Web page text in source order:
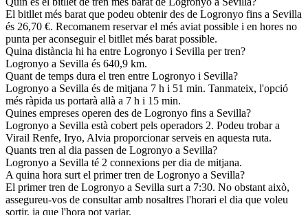
El bitllet més barat que podeu obtenir des de Logronyo fins a Sevilla
és 26,70 €. Recomanem reservar el més aviat possible i en hores no
punta per aconseguir el bitllet més barat possible.
Quina distància hi ha entre Logronyo i Sevilla per tren?
Logronyo a Sevilla és 640,9 km.
Quant de temps dura el tren entre Logronyo i Sevilla?
Logronyo a Sevilla és de mitjana 7 h i 51 min. Tanmateix, l'opció
més ràpida us portarà allà a 7 h i 15 min.
Quines empreses operen des de Logronyo fins a Sevilla?
Logronyo a Sevilla està cobert pels operadors 2. Podeu trobar a
Virail Renfe, Iryo, Alvia proporcionar serveis en aquesta ruta.
Quants tren al dia passen de Logronyo a Sevilla?
Logronyo a Sevilla té 2 connexions per dia de mitjana.
A quina hora surt el primer tren de Logronyo a Sevilla?
El primer tren de Logronyo a Sevilla surt a 7:30. No obstant això,
assegureu-vos de consultar amb nosaltres l'horari el dia que voleu
sortir, ja que l'hora pot variar.